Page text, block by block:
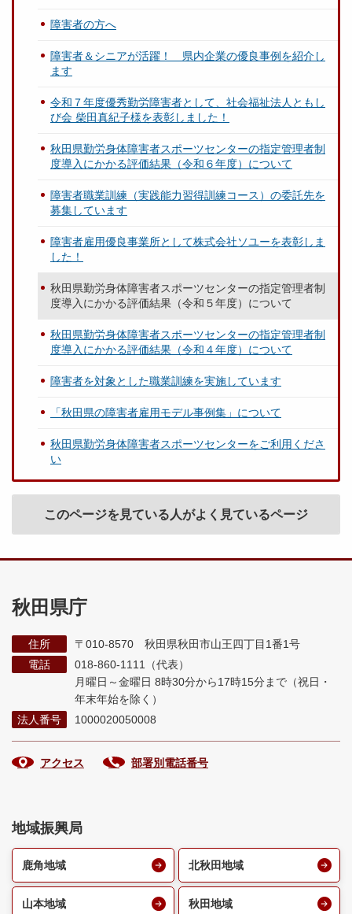
障害者の方へ
障害者＆シニアが活躍！ 県内企業の優良事例を紹介し
ます
令和７年度優秀勤労障害者として、社会福祉法人ともし
び会 柴田真紀子様を表彰しました！
秋田県勤労身体障害者スポーツセンターの指定管理者制
度導入にかかる評価結果（令和６年度）について
障害者職業訓練（実践能力習得訓練コース）の委託先を
募集しています
障害者雇用優良事業所として株式会社ソユーを表彰しま
した！
秋田県勤労身体障害者スポーツセンターの指定管理者制
度導入にかかる評価結果（令和５年度）について
秋田県勤労身体障害者スポーツセンターの指定管理者制
度導入にかかる評価結果（令和４年度）について
障害者を対象とした職業訓練を実施しています
「秋田県の障害者雇用モデル事例集」について
秋田県勤労身体障害者スポーツセンターをご利用くださ
い
このページを見ている人がよく見ているページ
秋田県庁
住所
〒010-8570 秋田県秋田市山王四丁目1番1号
電話
018-860-1111（代表）
月曜日～金曜日 8時30分から17時15分まで （祝日・
年末年始を除く）
法人番号
1000020050008
アクセス 部署別電話番号
地域振興局
鹿角地域 北秋田地域
山本地域 秋田地域